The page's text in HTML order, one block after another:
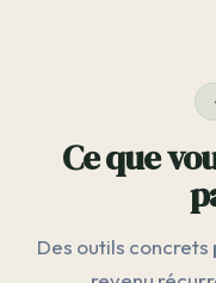
Ce que
Des outils